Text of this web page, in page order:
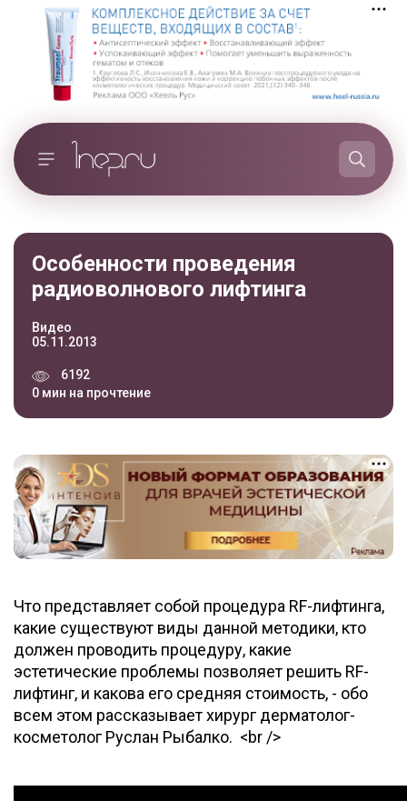
Особенности проведения
радиоволнового лифтинга
Видео
05.11.2013
6192
0 мин на прочтение
Что представляет собой процедура RF-лифтинга,
какие существуют виды данной методики, кто
должен проводить процедуру, какие
эстетические проблемы позволяет решить RF-
лифтинг, и какова его средняя стоимость, - обо
всем этом рассказывает хирург дерматолог-
косметолог Руслан Рыбалко. <br />